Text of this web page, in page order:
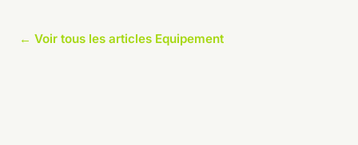
← Voir tous les articles Equipement